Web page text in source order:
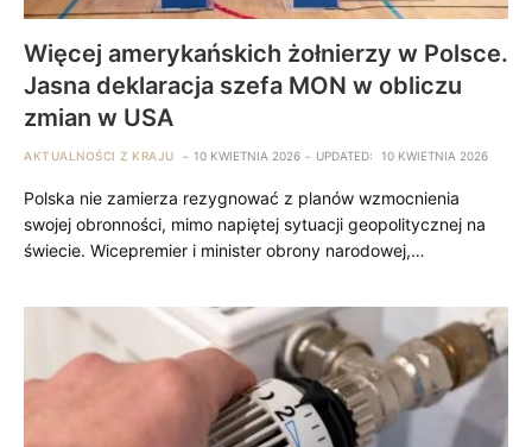
Więcej amerykańskich żołnierzy w Polsce.
Jasna deklaracja szefa MON w obliczu
zmian w USA
AKTUALNOŚCI Z KRAJU 10 KWIETNIA 2026 UPDATED: 10 KWIETNIA 2026
Polska nie zamierza rezygnować z planów wzmocnienia
swojej obronności, mimo napiętej sytuacji geopolitycznej na
świecie. Wicepremier i minister obrony narodowej,…